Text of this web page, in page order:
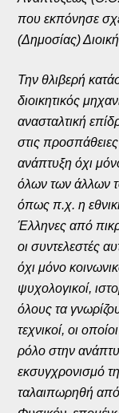
που εκπόνησε
(Δημοσίας)
Την θλιβερή
διοικητικός
ανασταλτική
στις
ανάπτυξη όχι
όλων των άλλων
όπως π.χ. η
Έλληνες από
οι συντελεστές
όχι μόνο
ψυχολογικοί,
όλους τα
τεχνικοί, οι
ρόλο στην
εκσυγχρονισμό
ταλαιπωρηθή από